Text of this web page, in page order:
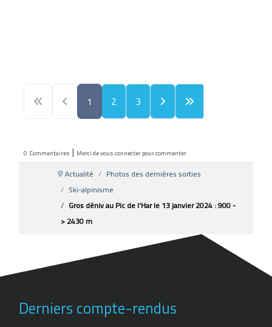
1 2 3
0 Commentaires | Merci de vous connecter pour commenter
Actualité
Photos des dernières sorties
Ski-alpinisme
Gros déniv au Pic de l'Har le 13 janvier 2024 : 900 -
> 2430 m
Derniers compte-rendus